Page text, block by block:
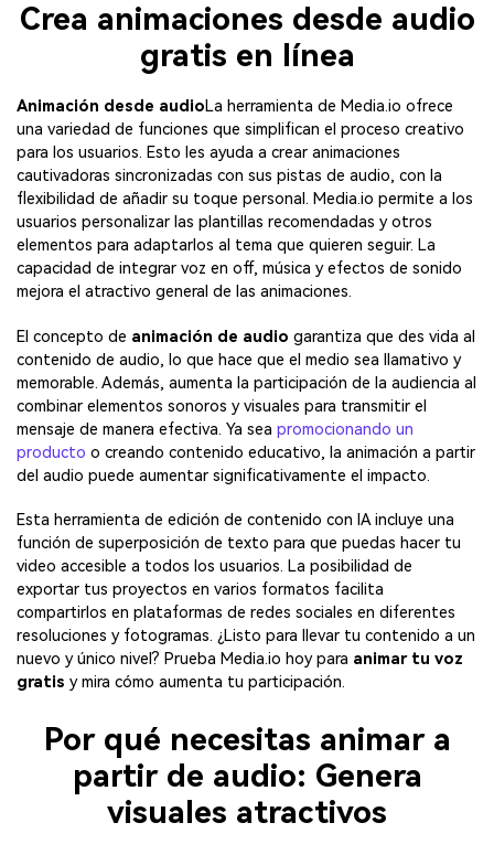
Crea animaciones desde audio
gratis en línea
Animación desde audioLa herramienta de Media.io ofrece
una variedad de funciones que simplifican el proceso creativo
para los usuarios. Esto les ayuda a crear animaciones
cautivadoras sincronizadas con sus pistas de audio, con la
flexibilidad de añadir su toque personal. Media.io permite a los
usuarios personalizar las plantillas recomendadas y otros
elementos para adaptarlos al tema que quieren seguir. La
capacidad de integrar voz en off, música y efectos de sonido
mejora el atractivo general de las animaciones.
El concepto de animación de audio garantiza que des vida al
contenido de audio, lo que hace que el medio sea llamativo y
memorable. Además, aumenta la participación de la audiencia al
combinar elementos sonoros y visuales para transmitir el
mensaje de manera efectiva. Ya sea promocionando un
producto o creando contenido educativo, la animación a partir
del audio puede aumentar significativamente el impacto.
Esta herramienta de edición de contenido con IA incluye una
función de superposición de texto para que puedas hacer tu
video accesible a todos los usuarios. La posibilidad de
exportar tus proyectos en varios formatos facilita
compartirlos en plataformas de redes sociales en diferentes
resoluciones y fotogramas. ¿Listo para llevar tu contenido a un
nuevo y único nivel? Prueba Media.io hoy para animar tu voz
gratis y mira cómo aumenta tu participación.
Por qué necesitas animar a
partir de audio: Genera
visuales atractivos